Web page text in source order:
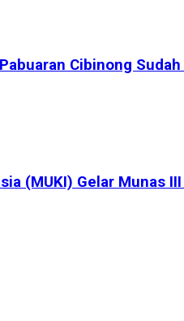
Cibinong
(MUKI) Gelar Munas